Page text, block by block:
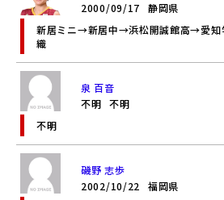
2000/09/17
静岡県
新居ミニ→新居中→浜松開誠館高→愛
織
泉 百音
不明
不明
不明
磯野 志歩
2002/10/22
福岡県